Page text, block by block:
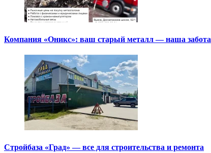
Компания «Оникс»: ваш старый металл — наша забота
Стройбаза «Град» — все для строительства и ремонта